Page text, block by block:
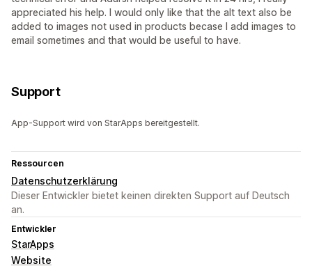
appreciated his help. I would only like that the alt text also be
added to images not used in products becase I add images to
email sometimes and that would be useful to have.
Support
App-Support wird von StarApps bereitgestellt.
Ressourcen
Datenschutzerklärung
Dieser Entwickler bietet keinen direkten Support auf Deutsch
an.
Entwickler
StarApps
Website